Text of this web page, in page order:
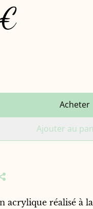
Acheter
Ajouter au
acrylique réalisé à